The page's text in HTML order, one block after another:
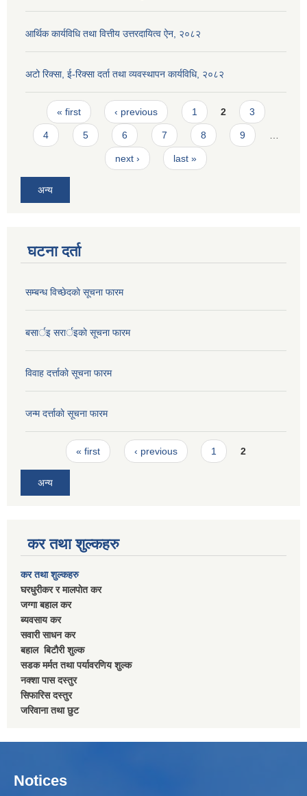
आर्थिक कार्यविधि तथा वित्तीय उत्तरदायित्व ऐन, २०८२
अटो रिक्सा, ई-रिक्सा दर्ता तथा व्यवस्थापन कार्यविधि, २०८२
Pages
« first ‹ previous 1 2 3
4 5 6 7 8 9
next › last »
अन्य
घटना दर्ता
सम्बन्ध विच्छेदकाे सूचना फारम
बसार्इ सरार्इकाे सूचना फारम
विवाह दर्त्ताकाे सूचना फारम
जन्म दर्त्ताकाे सूचना फारम
Pages« first ‹ previous 1 2
अन्य
कर तथा शुल्कहरु
कर तथा शुल्कहरु
घरधुरीकर र मालपाेत कर
जग्गा बहाल कर
ब्यवसाय कर
सवारी साधन कर
बहाल बिटाैरी शुल्क
सडक मर्मत तथा पर्यावरणिय शुल्क
नक्शा पास दस्तुर
सिफारिस दस्तुर
जरिवाना तथा छुट
Notices